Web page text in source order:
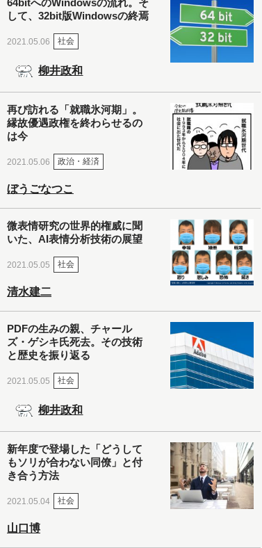
64bitへのWindowsの流れ。そ
して、32bit版Windowsの終焉
2021.05.06 社会
柳井政和
再び訪れる「就職氷河期」。
縁故優遇政権を終わらせるの
は今
2021.05.06 政治・経済
ぼうごなつこ
微表情研究の世界的権威に聞
いた、AI表情分析技術の展望
2021.05.05 社会
清水建二
PDFの生みの親、チャール
ズ・ゲシキ氏死去。その技術
と歴史を振り返る
2021.05.05 社会
柳井政和
新年度で登場した「どうして
もソリが合わない同僚」と付
き合う方法
2021.05.04 社会
山口博